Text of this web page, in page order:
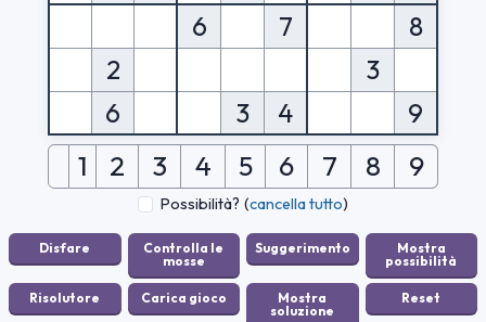
6
7
8
2
3
6
3 4 9
1 2 3 4 5 6 7 8 9
Possibilità? (cancella tutto)